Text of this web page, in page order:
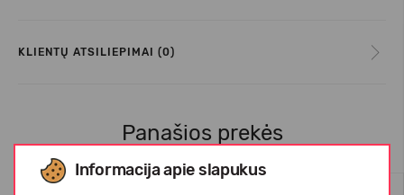
Informacija apie slapukus
KLIENTŲ ATSILIEPIMAI (0)
Panašios prekės